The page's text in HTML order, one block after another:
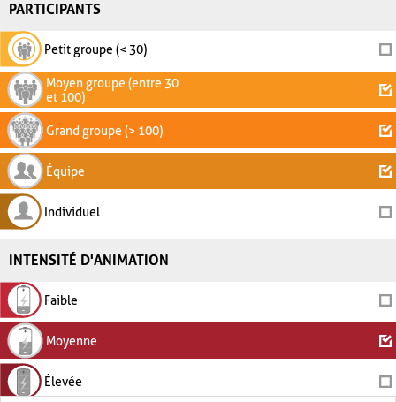
PARTICIPANTS
Petit groupe (< 30)
Moyen groupe (entre 30
et 100)
Grand groupe (> 100)
Équipe
Individuel
INTENSITÉ D'ANIMATION
Faible
Moyenne
Élevée